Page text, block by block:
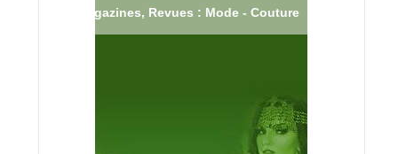
Magazines, Revues : Mode - Couture